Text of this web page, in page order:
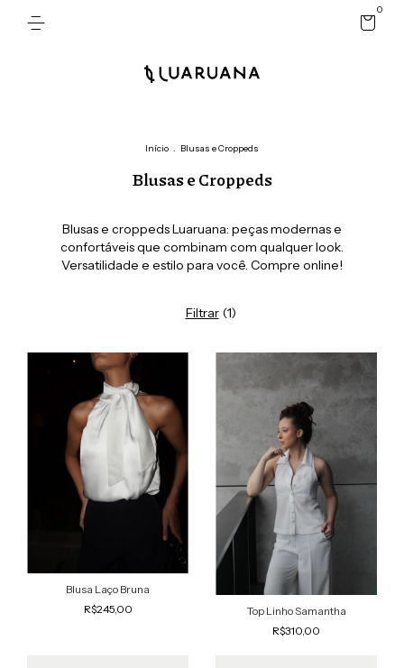
0
Início . Blusas e Croppeds
Blusas e Croppeds
Blusas e croppeds Luaruana: peças modernas e
confortáveis que combinam com qualquer look.
Versatilidade e estilo para você. Compre online!
Filtrar (1)
Blusa Laço Bruna
R$245,00
Top Linho Samantha
R$310,00